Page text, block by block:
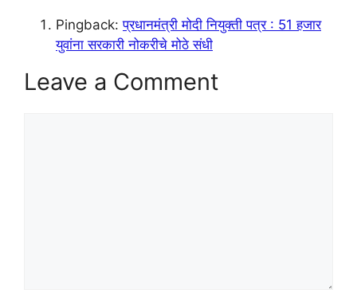
Pingback:प्रधानमंत्री मोदी नियुक्ती पत्र : 51 हजार
युवांना सरकारी नोकरीचे मोठे संधी
Leave a Comment